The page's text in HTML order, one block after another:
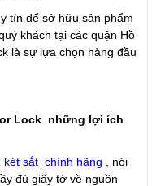
tín để sở hữu sản phẩm
khách tại các quận Hồ
là sự lựa chọn hàng đầu
Lock những lợi ích
két sắt chính hãng
, nói
đủ giấy tờ về nguồn